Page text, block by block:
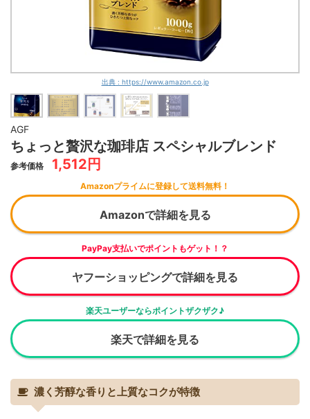
出典 : https://www.amazon.co.jp
AGF
ちょっと贅沢な珈琲店 スペシャルブレンド
参考価格 1,512円
Amazonプライムに登録して送料無料！
Amazonで詳細を見る
PayPay支払いでポイントもゲット！？
ヤフーショッピングで詳細を見る
楽天ユーザーならポイントザクザク♪
楽天で詳細を見る
濃く芳醇な香りと上質なコクが特徴